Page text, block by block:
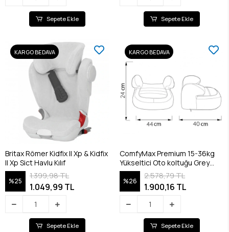
Sepete Ekle Sepete Ekle
KARGO BEDAVA
Britax Römer Kidfix II Xp & Kidfix
II Xp Sict Havlu Kılıf
%25
1.399,98 TL
1.049,99 TL
Sepete Ekle
KARGO BEDAVA
ComfyMax Premium 15-36kg
Yükseltici Oto koltuğu Grey
Jean
%26
2.578,79 TL
1.900,16 TL
Sepete Ekle